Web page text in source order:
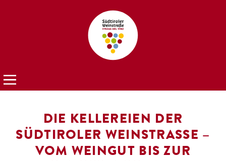
DIE KELLEREIEN DER
SÜDTIROLER WEINSTRASSE – V
OM WEINGUT BIS ZUR G